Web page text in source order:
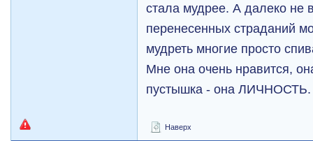
стала мудрее. А далеко не
перенесенных страданий
мудреть многие просто
Мне она очень нравится,
пустышка - она ЛИЧНОСТЬ.
Наверх